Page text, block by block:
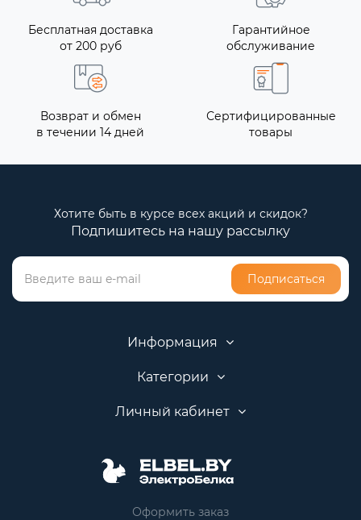
Бесплатная доставка
от 200 руб
Гарантийное
обслуживание
Возврат и обмен
в течении 14 дней
Сертифицированные
товары
Хотите быть в курсе всех акций и скидок?
Подпишитесь на нашу рассылку
Подписаться
Информация
Категории
Личный кабинет
Оформить заказ